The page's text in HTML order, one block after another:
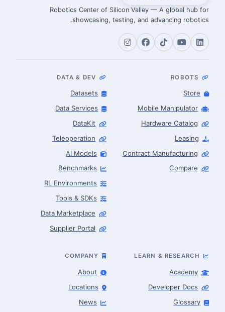
Robotics Center of Silicon Valley — A global hub for
showcasing, testing, and advancing robotics.
ROBOTS
Store
Mobile Manipulator
Hardware Catalog
Leasing
Contract Manufacturing
Compare
DATA & DEV
Datasets
Data Services
DataKit
Teleoperation
AI Models
Benchmarks
RL Environments
Tools & SDKs
Data Marketplace
Supplier Portal
LEARN & RESEARCH
Academy
Developer Docs
Glossary
COMPANY
About
Locations
News